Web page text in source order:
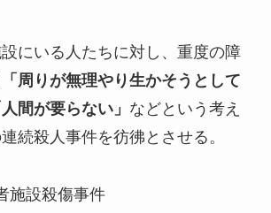
にいる人たちに対し、重度の障
「周りが無理やり生かそうとして
人間が要らない」 などという考え
続殺人事件を彷彿とさせる。
施設殺傷事件